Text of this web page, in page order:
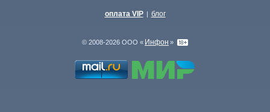
оплата VIP | блог
© 2008-2026 ООО « Инфон »